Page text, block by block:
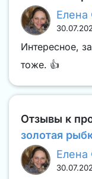
Елена
Интересное,
тоже. 👍
Отзывы к
золотая
Елена